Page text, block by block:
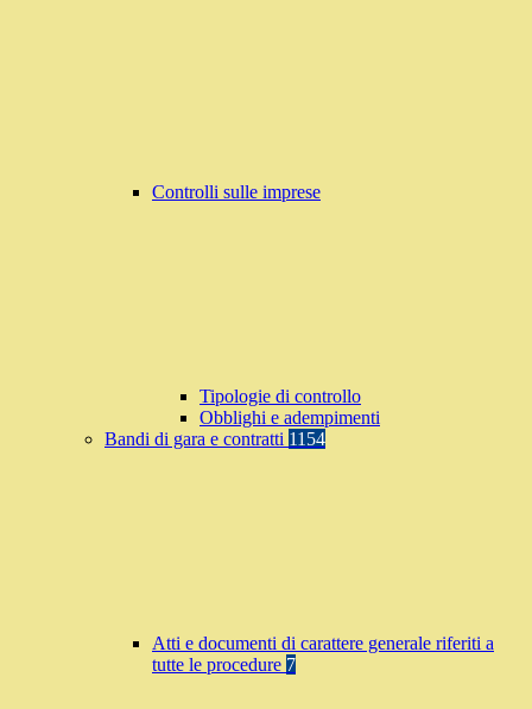
Controlli sulle imprese
Tipologie di controllo
Obblighi e adempimenti
Bandi di gara e contratti 1154
Atti e documenti di carattere generale riferiti a
tutte le procedure 7